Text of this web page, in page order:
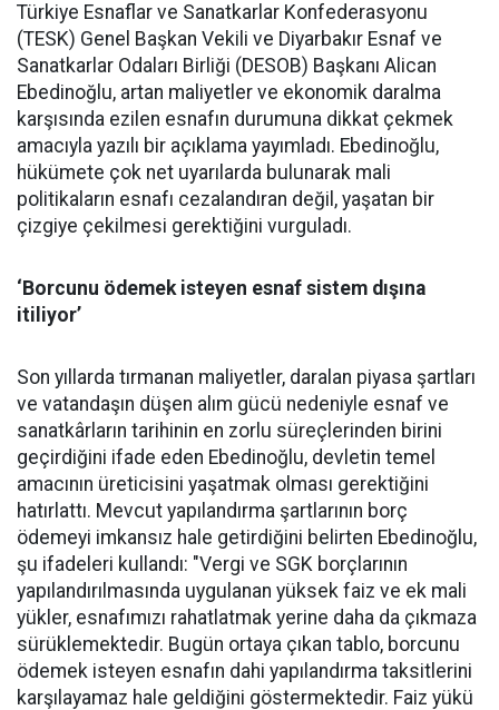
Türkiye Esnaflar ve Sanatkarlar Konfederasyonu
(TESK) Genel Başkan Vekili ve Diyarbakır Esnaf ve
Sanatkarlar Odaları Birliği (DESOB) Başkanı Alican
Ebedinoğlu, artan maliyetler ve ekonomik daralma
karşısında ezilen esnafın durumuna dikkat çekmek
amacıyla yazılı bir açıklama yayımladı. Ebedinoğlu,
hükümete çok net uyarılarda bulunarak mali
politikaların esnafı cezalandıran değil, yaşatan bir
çizgiye çekilmesi gerektiğini vurguladı.
‘Borcunu ödemek isteyen esnaf sistem dışına
itiliyor’
Son yıllarda tırmanan maliyetler, daralan piyasa şartları
ve vatandaşın düşen alım gücü nedeniyle esnaf ve
sanatkârların tarihinin en zorlu süreçlerinden birini
geçirdiğini ifade eden Ebedinoğlu, devletin temel
amacının üreticisini yaşatmak olması gerektiğini
hatırlattı. Mevcut yapılandırma şartlarının borç
ödemeyi imkansız hale getirdiğini belirten Ebedinoğlu,
şu ifadeleri kullandı: "Vergi ve SGK borçlarının
yapılandırılmasında uygulanan yüksek faiz ve ek mali
yükler, esnafımızı rahatlatmak yerine daha da çıkmaza
sürüklemektedir. Bugün ortaya çıkan tablo, borcunu
ödemek isteyen esnafın dahi yapılandırma taksitlerini
karşılayamaz hale geldiğini göstermektedir. Faiz yükü